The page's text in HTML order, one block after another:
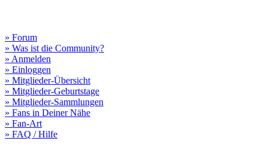
» Forum
» Was ist die Community?
» Anmelden
» Einloggen
» Mitglieder-Übersicht
» Mitglieder-Geburtstage
» Mitglieder-Sammlungen
» Fans in Deiner Nähe
» Fan-Art
» FAQ / Hilfe